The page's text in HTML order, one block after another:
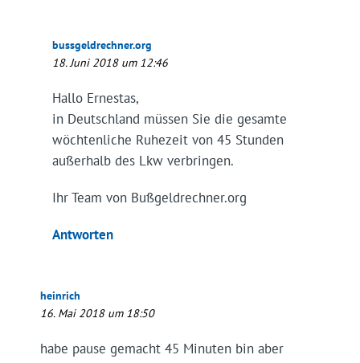
bussgeldrechner.org
18. Juni 2018 um 12:46
Hallo Ernestas,
in Deutschland müssen Sie die gesamte
wöchtenliche Ruhezeit von 45 Stunden
außerhalb des Lkw verbringen.
Ihr Team von Bußgeldrechner.org
Antworten
heinrich
16. Mai 2018 um 18:50
habe pause gemacht 45 Minuten bin aber